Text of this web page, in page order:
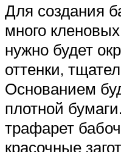
Для создания
много
нужно будет
оттенки,
Основанием
плотной
трафарет
красочные